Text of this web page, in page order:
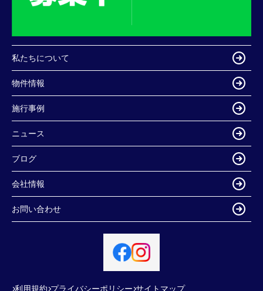
私たちについて
物件情報
施行事例
ニュース
ブログ
会社情報
お問い合わせ
利用規約 プライバシーポリシー サイトマップ